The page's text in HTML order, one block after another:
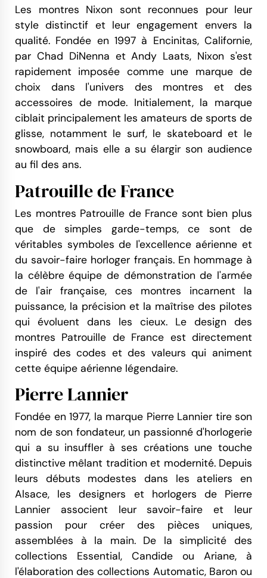
Les montres Nixon sont reconnues pour leur
style distinctif et leur engagement envers la
qualité. Fondée en 1997 à Encinitas, Californie,
par Chad DiNenna et Andy Laats, Nixon s'est
rapidement imposée comme une marque de
choix dans l'univers des montres et des
accessoires de mode. Initialement, la marque
ciblait principalement les amateurs de sports de
glisse, notamment le surf, le skateboard et le
snowboard, mais elle a su élargir son audience
au fil des ans.
Patrouille de France
Les montres Patrouille de France sont bien plus
que de simples garde-temps, ce sont de
véritables symboles de l'excellence aérienne et
du savoir-faire horloger français. En hommage à
la célèbre équipe de démonstration de l'armée
de l'air française, ces montres incarnent la
puissance, la précision et la maîtrise des pilotes
qui évoluent dans les cieux. Le design des
montres Patrouille de France est directement
inspiré des codes et des valeurs qui animent
cette équipe aérienne légendaire.
Pierre Lannier
Fondée en 1977, la marque Pierre Lannier tire son
nom de son fondateur, un passionné d'horlogerie
qui a su insuffler à ses créations une touche
distinctive mêlant tradition et modernité. Depuis
leurs débuts modestes dans les ateliers en
Alsace, les designers et horlogers de Pierre
Lannier associent leur savoir-faire et leur
passion pour créer des pièces uniques,
assemblées à la main. De la simplicité des
collections Essential, Candide ou Ariane, à
l'élaboration des collections Automatic, Baron ou